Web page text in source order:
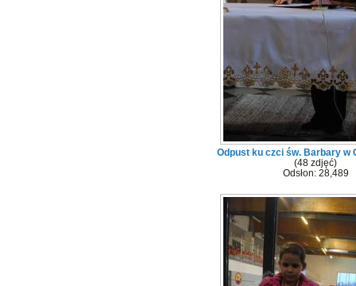
Odpust ku czci św. Barbary w
(48 zdjęć)
Odsłon: 28,489